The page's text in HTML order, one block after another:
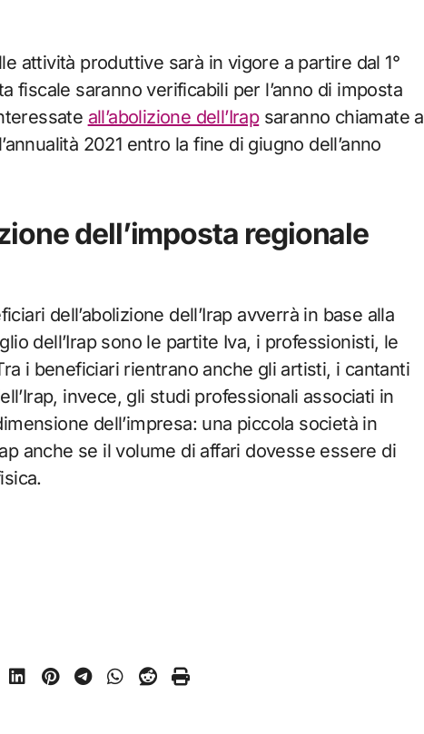
attività produttive sarà in vigore a partire dal 1°
fiscale saranno verificabili per l’anno di imposta
all’abolizione dell’Irapsaranno chiamate a
2021 entro la fine di giugno dell’anno
dell’imposta regionale
dell’abolizione dell’Irap avverrà in base alla
dell’Irap sono le partite Iva, i professionisti, le
i beneficiari rientrano anche gli artisti, i cantanti
invece, gli studi professionali associati in
dell’impresa: una piccola società in
anche se il volume di affari dovesse essere di